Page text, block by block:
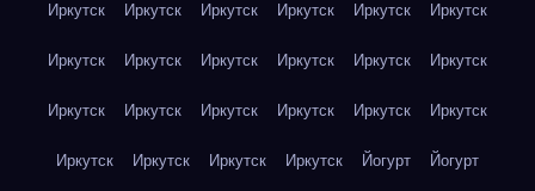
Иркутск Иркутск Иркутск Иркутск Иркутск Иркутск
Иркутск Иркутск Иркутск Иркутск Иркутск Иркутск
Иркутск Иркутск Иркутск Иркутск Иркутск Иркутск
Иркутск Иркутск Иркутск Иркутск Йогурт Йогурт